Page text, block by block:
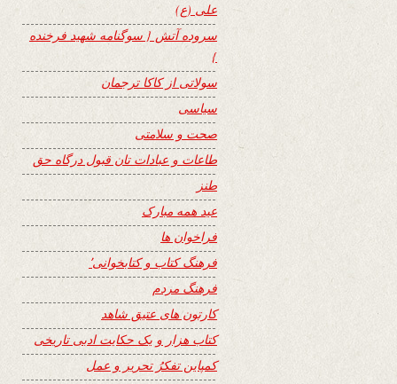
علی (ع)
سروده آتش { سوگنامه شهید فرخنده
}
سولاتی از کاکا ترجمان
سیاسی
صحت و سلامتی
طاعات و عبادات تان قبول درگاه حق
طنز
عید همه مبارک
فراخوان ها
فرهنگ کتاب و کتابخوانی٬
فرهنگ مردم
کارتون های عتیق شاهد
کتاب هزار و یک حکایت ادبی تاریخی
کمپاین تفکرُ تحریر و عمل